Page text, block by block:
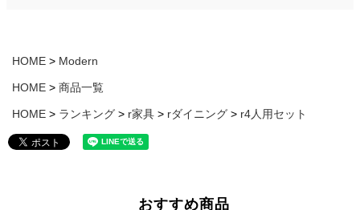
HOME Modern
HOME 商品一覧
HOME ランキング r家具 rダイニング r4人用セット
おすすめ商品